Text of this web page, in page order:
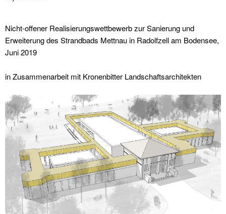
Nicht-offener Realisierungswettbewerb zur Sanierung und
Erweiterung des Strandbads Mettnau in Radolfzell am Bodensee,
Juni 2019
in Zusammenarbeit mit Kronenbitter Landschaftsarchitekten